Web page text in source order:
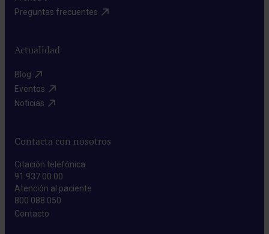
Preguntas frecuentes​
Actualidad
Blog​
Eventos​
Noticias​
Contacta con nosotros
Citación telefónica
91 937 00 00
Atención al paciente
800 088 050
Contacto​